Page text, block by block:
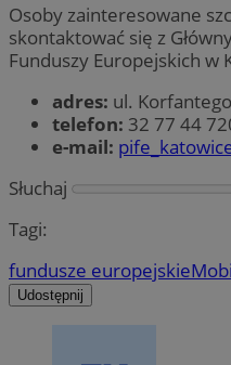
Osoby zainteresowane
skontaktować się z
Funduszy Europejskich w
adres: ul.
telefon: 32 77 44
e-mail:
Słuchaj
Tagi:
fundusze europejskie
Udostępnij